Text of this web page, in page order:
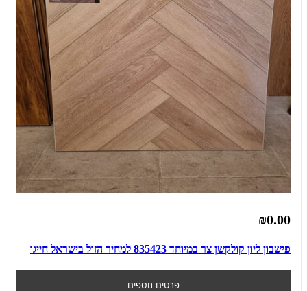
₪0.00
פישבון ליון קולקשן צר במיוחד 835423 למחיר הזול בישראל חייגו
פרטים נוספים